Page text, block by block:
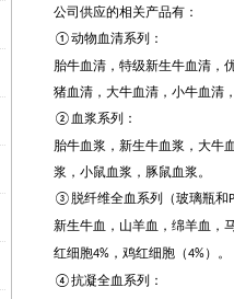
公司供应的相关产品有：
①动物血清系列：
胎牛血清，特级新生牛血清，
猪血清，大牛血清，小牛血清
② 血浆系列：
胎牛血浆，新生牛血浆，大牛
浆，小鼠血浆，豚鼠血浆。
③ 脱纤维全血系列（玻璃瓶和
新生牛血，山羊血，绵羊血，
红细胞4% ，鸡红细胞（4%）。
④抗凝全血系列：